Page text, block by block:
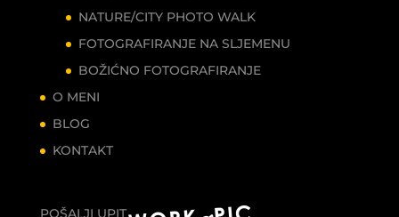
NATURE/CITY PHOTO WALK
FOTOGRAFIRANJE NA SLJEMENU
BOŽIĆNO FOTOGRAFIRANJE
O MENI
BLOG
KONTAKT